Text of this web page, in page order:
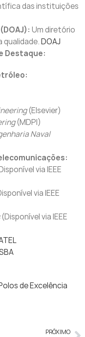
das instituições
Um diretório
qualidade.DOAJ
Destaque:
(Elsevier)
(MDPI)
Naval
via IEEE
via IEEE
(Disponível via IEEE
de Excelência
PRÓXIMO